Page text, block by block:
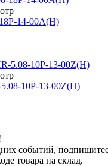
14-00A(H)
10P-13-00Z(H)
событий,
товара на склад.